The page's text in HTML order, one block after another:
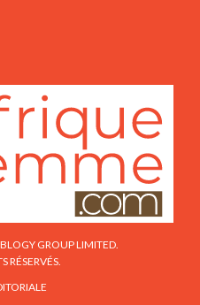
GROUP LIMITED.
RÉSERVÉS.